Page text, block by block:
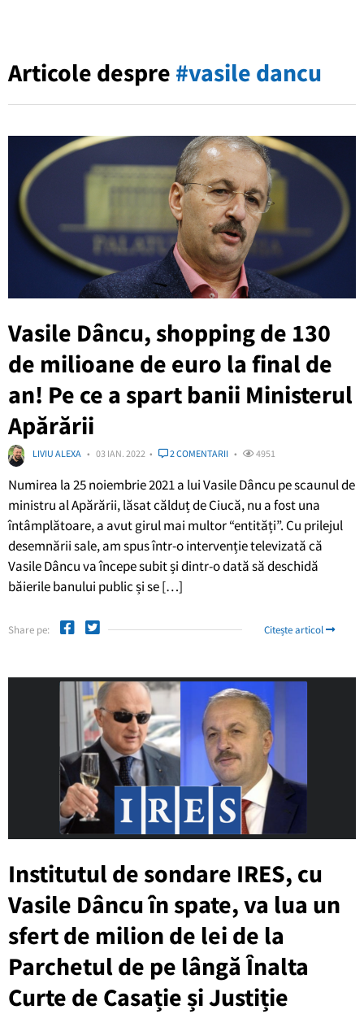
Articole despre #vasile dancu
Vasile Dâncu, shopping de 130
de milioane de euro la final de
an! Pe ce a spart banii Ministerul
Apărării
LIVIU ALEXA 03 IAN. 2022 2 COMENTARII 4951
Numirea la 25 noiembrie 2021 a lui Vasile Dâncu pe scaunul de
ministru al Apărării, lăsat călduț de Ciucă, nu a fost una
întâmplătoare, a avut girul mai multor “entități”. Cu prilejul
desemnării sale, am spus într-o intervenție televizată că
Vasile Dâncu va începe subit și dintr-o dată să deschidă
băierile banului public și se […]
Share pe: Citește articol
Institutul de sondare IRES, cu
Vasile Dâncu în spate, va lua un
sfert de milion de lei de la
Parchetul de pe lângă Înalta
Curte de Casație și Justiție